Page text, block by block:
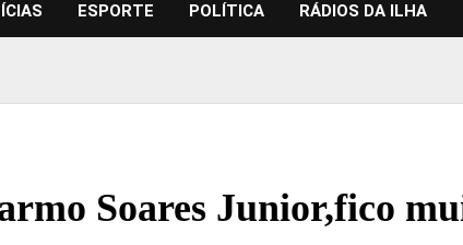
ESPORTE POLÍTICA RÁDIOS DA ILHA
Soares Junior,fico